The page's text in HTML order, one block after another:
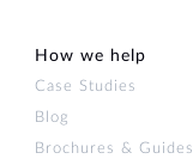
How we help
Case Studies
Blog
Brochures & Guides